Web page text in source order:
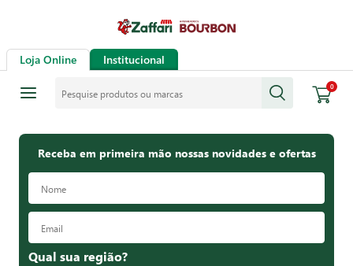
Loja Online Institucional
0
Receba em primeira mão nossas novidades e ofertas
Qual sua região?